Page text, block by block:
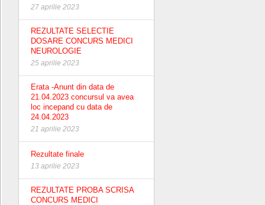
27 aprilie 2023
REZULTATE SELECTIE
DOSARE CONCURS MEDICI
NEUROLOGIE
25 aprilie 2023
Erata -Anunt din data de
21.04.2023 concursul va avea
loc incepand cu data de
24.04.2023
21 aprilie 2023
Rezultate finale
13 aprilie 2023
REZULTATE PROBA SCRISA
CONCURS MEDICI